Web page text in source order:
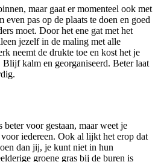
maar gaat er momenteel ook met
pas op de plaats te doen en goed
moet. Door het ene gat met het
jezelf in de maling met alle
neemt de drukte toe en kost het je
kalm en georganiseerd. Beter laat
voor gestaan, maar weet je
iedereen. Ook al lijkt het erop dat
dan jij, je kunt niet in hun
groene gras bij de buren is